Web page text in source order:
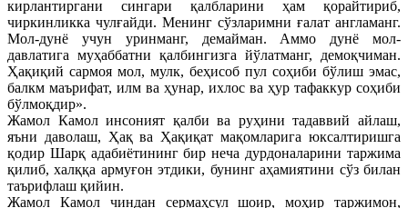
кирлантиргани сингари қалбларини ҳам қорайтириб,
чиркинликка чулғайди. Менинг сўзларимни ғалат англаманг.
Мол-дунё учун уринманг, демайман. Аммо дунё мол-
давлатига муҳаббатни қалбингизга йўлатманг, демоқчиман.
Ҳақиқий сармоя мол, мулк, беҳисоб пул соҳиби бўлиш эмас,
балкм маърифат, илм ва ҳунар, ихлос ва ҳур тафаккур соҳиби
бўлмоқдир».
Жамол Камол инсоният қалби ва руҳини тадаввий айлаш,
яъни даволаш, Ҳақ ва Ҳақиқат мақомларига юксалтиришга
қодир Шарқ адабиётининг бир неча дурдоналарини таржима
қилиб, халққа армуғон этдики, бунинг аҳамиятини сўз билан
таърифлаш қийин.
Жамол Камол чиндан сермаҳсул шоир, моҳир таржимон,